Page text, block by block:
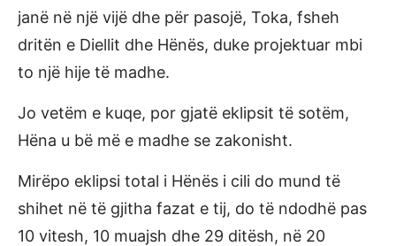
janë në një vijë dhe për pasojë, Toka, fsheh
dritën e Diellit dhe Hënës, duke projektuar mbi
to një hije të madhe.
Jo vetëm e kuqe, por gjatë eklipsit të sotëm,
Hëna u bë më e madhe se zakonisht.
Mirëpo eklipsi total i Hënës i cili do mund të
shihet në të gjitha fazat e tij, do të ndodhë pas
10 vitesh, 10 muajsh dhe 29 ditësh, në 20